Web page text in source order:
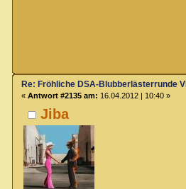
Jiba
Re: Fröhliche DSA-Blubberlästerrunde VII
« Antwort #2135 am: 16.04.2012 | 10:40 »